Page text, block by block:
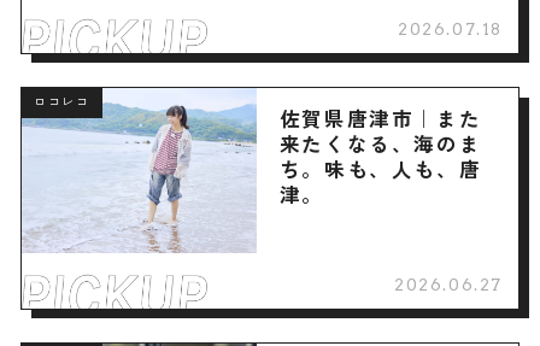
2026.07.18
ロコレコ
佐賀県唐津市｜また
来たくなる、海のま
ち。味も、人も、唐
津。
2026.06.27